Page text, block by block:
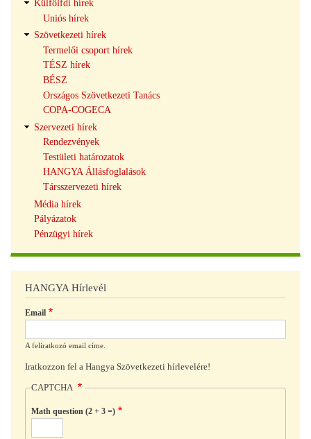
Külfölfdi hírek
Uniós hírek
Szövetkezeti hírek
Termelői csoport hírek
TÉSZ hírek
BÉSZ
Országos Szövetkezeti Tanács
COPA-COGECA
Szervezeti hírek
Rendezvények
Testületi határozatok
HANGYA Állásfoglalások
Társszervezeti hírek
Média hírek
Pályázatok
Pénzügyi hírek
HANGYA Hírlevél
Email
A feliratkozó email címe.
Iratkozzon fel a Hangya Szövetkezeti hírlevelére!
CAPTCHA
Math question (2 + 3 =)